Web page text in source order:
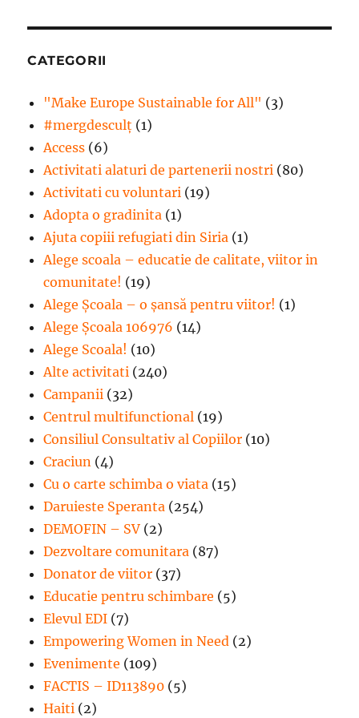
CATEGORII
"Make Europe Sustainable for All" (3)
#mergdesculţ (1)
Access (6)
Activitati alaturi de partenerii nostri (80)
Activitati cu voluntari (19)
Adopta o gradinita (1)
Ajuta copiii refugiati din Siria (1)
Alege scoala – educatie de calitate, viitor in
comunitate! (19)
Alege Şcoala – o şansă pentru viitor! (1)
Alege Școala 106976 (14)
Alege Scoala! (10)
Alte activitati (240)
Campanii (32)
Centrul multifunctional (19)
Consiliul Consultativ al Copiilor (10)
Craciun (4)
Cu o carte schimba o viata (15)
Daruieste Speranta (254)
DEMOFIN – SV (2)
Dezvoltare comunitara (87)
Donator de viitor (37)
Educatie pentru schimbare (5)
Elevul EDI (7)
Empowering Women in Need (2)
Evenimente (109)
FACTIS – ID113890 (5)
Haiti (2)